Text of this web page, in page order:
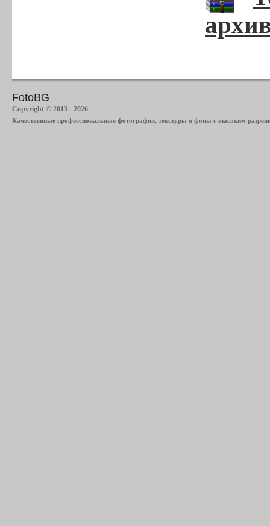
FotoBG
Copyright © 2013 - 2026
Качественные профессиональные фотографии, текстуры и фоны с высоким